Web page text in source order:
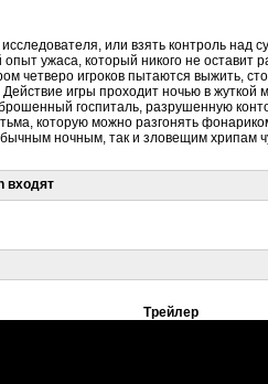
или взять контроль над
ужаса, который никого не оставит
четверо игроков пытаются выжить,
игры проходит ночью в
госпиталь, разрушенную
которую можно разгонять
ночным, так и зловещим хрипам
входят
Трейлер